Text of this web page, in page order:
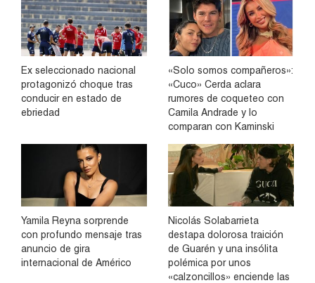
Ex seleccionado nacional
protagonizó choque tras
conducir en estado de
ebriedad
«Solo somos compañeros»:
«Cuco» Cerda aclara
rumores de coqueteo con
Camila Andrade y lo
comparan con Kaminski
Yamila Reyna sorprende
con profundo mensaje tras
anuncio de gira
internacional de Américo
Nicolás Solabarrieta
destapa dolorosa traición
de Guarén y una insólita
polémica por unos
«calzoncillos» enciende las